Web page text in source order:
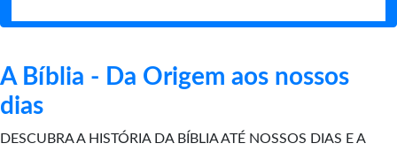
A Bíblia - Da Origem aos nossos
dias
DESCUBRA A HISTÓRIA DA BÍBLIA ATÉ NOSSOS DIAS E A